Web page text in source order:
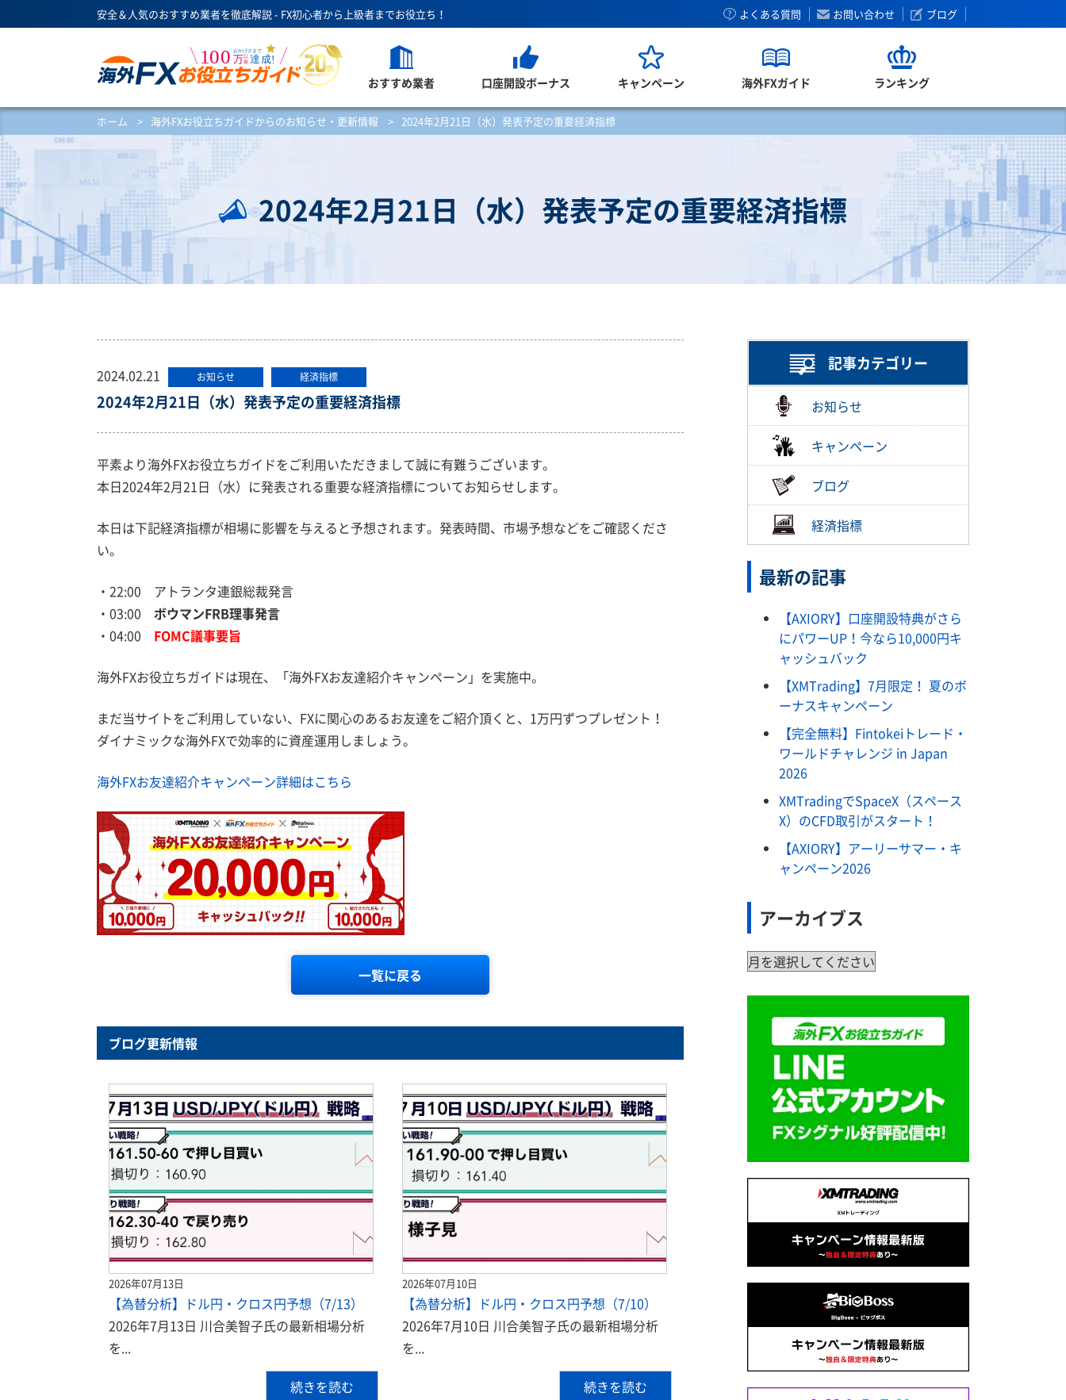
安全＆人気のおすすめ業者を徹底解説 - FX初心者から上級者までお役立ち！ よくある質問 お問い合わせ ブログ
おすすめ業者 口座開設ボーナス キャンペーン 海外FXガイド ランキング
ホーム > 海外FXお役立ちガイドからのお知らせ・更新情報 > 2024年2月21日（水）発表予定の重要経済指標
2024年2月21日（水）発表予定の重要経済指標
2024.02.21 お知らせ 経済指標
2024年2月21日（水）発表予定の重要経済指標
平素より海外FXお役立ちガイドをご利用いただきまして誠に有難うございます。
本日2024年2月21日（水）に発表される重要な経済指標についてお知らせします。
本日は下記経済指標が相場に影響を与えると予想されます。発表時間、市場予想などをご確認くださ
い。
・22:00 アトランタ連銀総裁発言
・03:00 ボウマンFRB理事発言
・04:00 FOMC議事要旨
海外FXお役立ちガイドは現在、「海外FXお友達紹介キャンペーン」を実施中。
まだ当サイトをご利用していない、FXに関心のあるお友達をご紹介頂くと、1万円ずつプレゼント！
ダイナミックな海外FXで効率的に資産運用しましょう。
海外FXお友達紹介キャンペーン詳細はこちら
一覧に戻る
ブログ更新情報
2026年07月13日
【為替分析】ドル円・クロス円予想（7/13）
2026年7月13日 川合美智子氏の最新相場分析
を...
続きを読む
2026年07月10日
【為替分析】ドル円・クロス円予想（7/10）
2026年7月10日 川合美智子氏の最新相場分析
を...
続きを読む
記事カテゴリー
お知らせ
キャンペーン
ブログ
経済指標
最新の記事
【AXIORY】口座開設特典がさら
にパワーUP！今なら10,000円キ
ャッシュバック
【XMTrading】7月限定！ 夏のボ
ーナスキャンペーン
【完全無料】Fintokeiトレード・
ワールドチャレンジ in Japan
2026
XMTradingでSpaceX（スペース
X）のCFD取引がスタート！
【AXIORY】アーリーサマー・キ
ャンペーン2026
アーカイブス